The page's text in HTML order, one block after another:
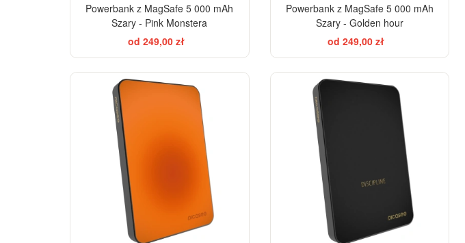
Powerbank z MagSafe 5 000 mAh
Szary - Pink Monstera
od 249,00 zł
Powerbank z MagSafe 5 000 mAh
Szary - Golden hour
od 249,00 zł